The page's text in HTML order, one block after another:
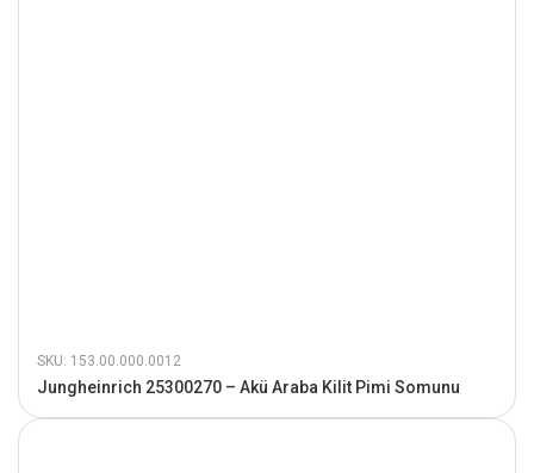
SKU: 153.00.000.0012
Jungheinrich 25300270 – Akü Araba Kilit Pimi Somunu